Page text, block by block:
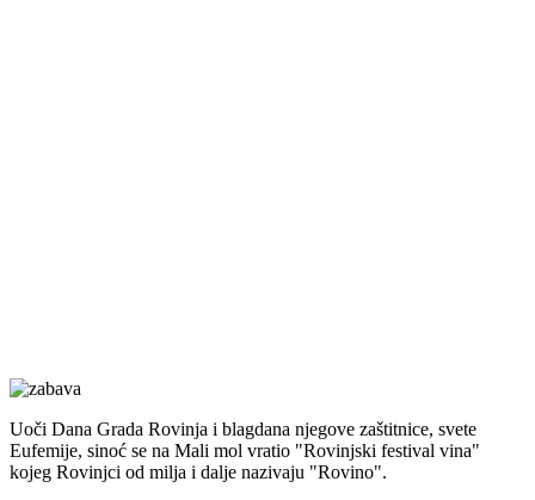
Uoči Dana Grada Rovinja i blagdana njegove zaštitnice, svete
Eufemije, sinoć se na Mali mol vratio "Rovinjski festival vina"
kojeg Rovinjci od milja i dalje nazivaju "Rovino".